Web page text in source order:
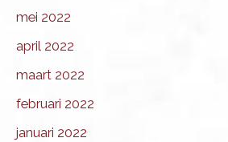
mei 2022
april 2022
maart 2022
februari 2022
januari 2022